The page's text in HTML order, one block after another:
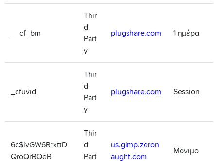
__cf_bm
Thir
d
Part
y
plugshare.com 1 ημέρα
_cfuvid
Thir
d
Part
y
plugshare.com Session
6c$ivGW6R*xttD
QroQrRQeB
Thir
d
Part
us.gimp.zeron
aught.com
Μόνιμο